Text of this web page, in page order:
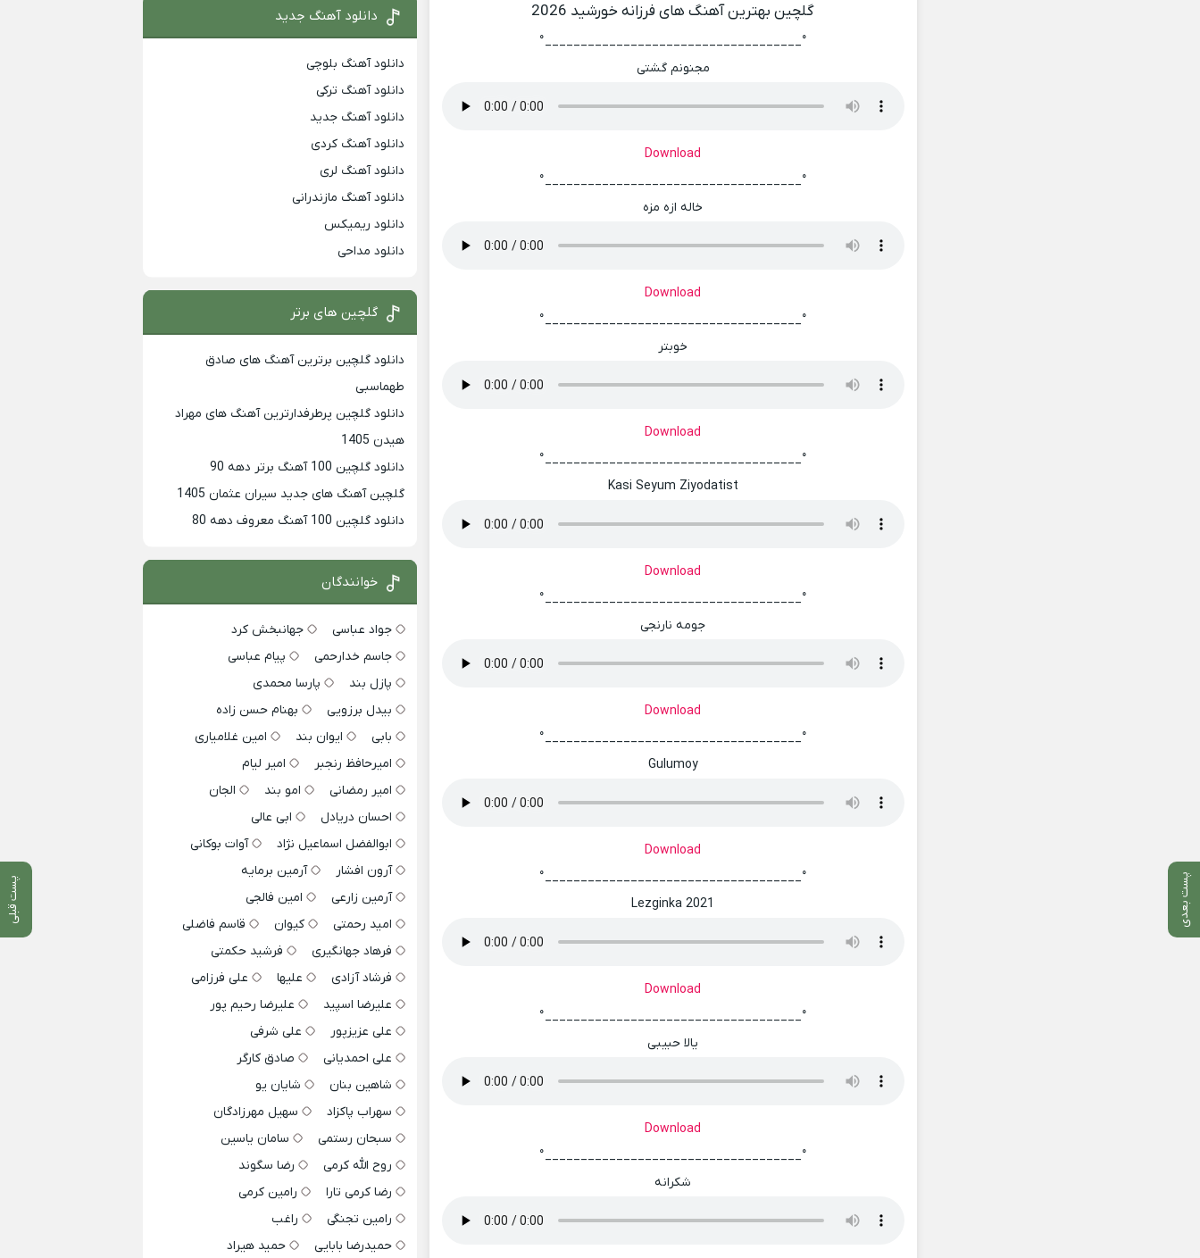
پست بعدی پست قبلی
گلچین بهترین آهنگ های فرزانه خورشید 2026
°____________________________________°
مجنونم گشتی
Download
°____________________________________°
خاله ازه مزه
Download
°____________________________________°
خوبتر
Download
°____________________________________°
Kasi Seyum Ziyodatist
Download
°____________________________________°
جومه نارنجی
Download
°____________________________________°
Gulumoy
Download
°____________________________________°
Lezginka 2021
Download
°____________________________________°
یالا حبیبی
Download
°____________________________________°
شکرانه
دانلود آهنگ جدید
دانلود آهنگ بلوچی
دانلود آهنگ ترکی
دانلود آهنگ جدید
دانلود آهنگ کردی
دانلود آهنگ لری
دانلود آهنگ مازندرانی
دانلود ریمیکس
دانلود مداحی
گلچین های برتر
دانلود گلچین برترین آهنگ های صادق
طهماسبی
دانلود گلچین پرطرفدارترین آهنگ های مهراد
هیدن 1405
دانلود گلچین 100 آهنگ برتر دهه 90
گلچین آهنگ های جدید سیران عثمان 1405
دانلود گلچین 100 آهنگ معروف دهه 80
خوانندگان
جواد عباسی
جهانبخش کرد
جاسم خدارحمی
پیام عباسی
پازل بند
پارسا محمدی
بیدل برزویی
بهنام حسن زاده
بابی
ایوان بند
امین غلامیاری
امیرحافظ رنجبر
امیر لیام
امیر رمضانی
امو بند
الجان
احسان دریادل
ابی عالی
ابوالفضل اسماعیل نژاد
آوات بوکانی
آرون افشار
آرمین برمایه
آرمین زارعی
امین فالجی
امید رحمتی
کیوان
قاسم فاضلی
فرهاد جهانگیری
فرشید حکمتی
فرشاد آزادی
علیها
علی فرزامی
علیرضا اسپید
علیرضا رحیم پور
علی عزیزپور
علی شرفی
علی احمدیانی
صادق کارگر
شاهین بنان
شایان یو
سهراب پاکزاد
سهیل مهرزادگان
سبحان رستمی
سامان یاسین
روح الله کرمی
رضا سگوند
رضا کرمی تارا
رامین کرمی
رامین تجنگی
راغب
حمیدرضا بابایی
حمید هیراد